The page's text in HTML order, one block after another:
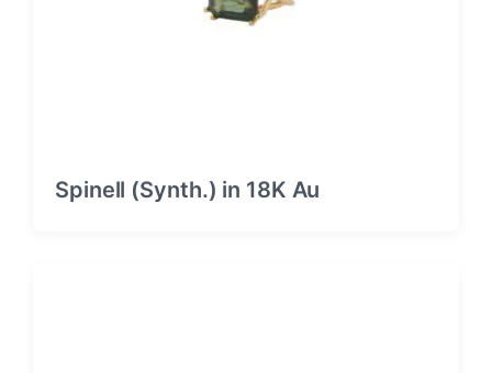
Spinell (Synth.) in 18K Au